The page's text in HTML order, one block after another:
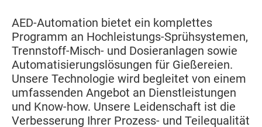
AED-Automation bietet ein komplettes
Programm an Hochleistungs-Sprühsystemen,
Trennstoff-Misch- und Dosieranlagen sowie
Automatisierungslösungen für Gießereien.
Unsere Technologie wird begleitet von einem
umfassenden Angebot an Dienstleistungen
und Know-how. Unsere Leidenschaft ist die
Verbesserung Ihrer Prozess- und Teilequalität